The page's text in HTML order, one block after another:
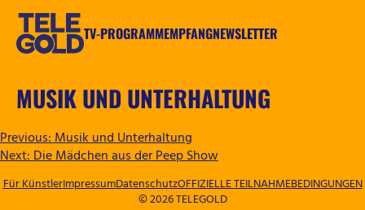
Zum
springen
TV-PROGRAMMEMPFANGNEWSLETTER
MUSIK UND UNTERHALTUNG
BEITRAGSNAVIGATION
Previous:Musik und Unterhaltung
Next:Die Mädchen aus der Peep Show
© 2026 TELEGOLD
Für KünstlerImpressumDatenschutzOFFIZIELLE TEILNAHMEBEDINGUNGEN